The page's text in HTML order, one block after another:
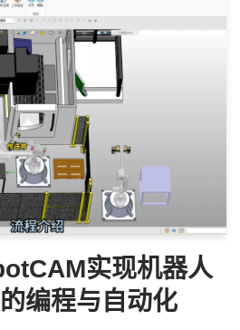
实现机器人
编程与自动化